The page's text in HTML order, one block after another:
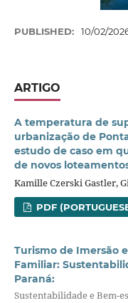
PUBLISHED: 10/02/
ARTIGO
A temperatura de
urbanização de
estudo de caso em
de novos
Kamille Czerski Gastler,
PDF
Turismo de Imersão
Familiar:
Paraná:
Sustentabilidade e Bem-